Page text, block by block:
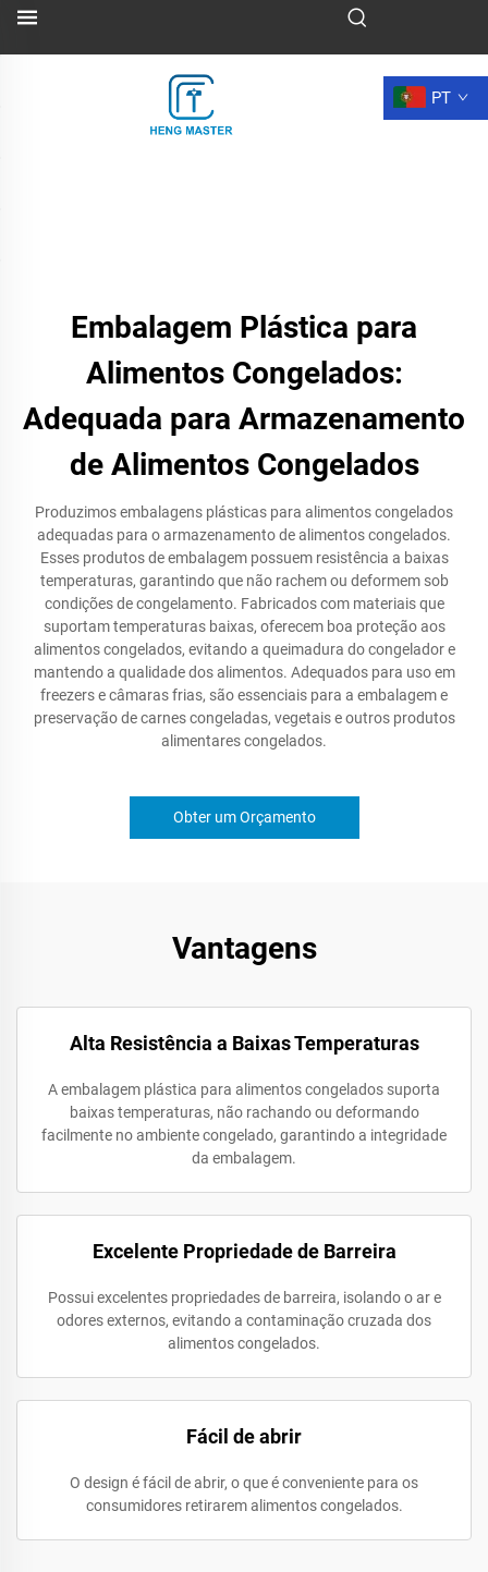
PT
Embalagem Plástica para
Alimentos Congelados:
Adequada para Armazenamento
de Alimentos Congelados
Produzimos embalagens plásticas para alimentos congelados
adequadas para o armazenamento de alimentos congelados.
Esses produtos de embalagem possuem resistência a baixas
temperaturas, garantindo que não rachem ou deformem sob
condições de congelamento. Fabricados com materiais que
suportam temperaturas baixas, oferecem boa proteção aos
alimentos congelados, evitando a queimadura do congelador e
mantendo a qualidade dos alimentos. Adequados para uso em
freezers e câmaras frias, são essenciais para a embalagem e
preservação de carnes congeladas, vegetais e outros produtos
alimentares congelados.
Obter um Orçamento
Vantagens
Alta Resistência a Baixas Temperaturas
A embalagem plástica para alimentos congelados suporta
baixas temperaturas, não rachando ou deformando
facilmente no ambiente congelado, garantindo a integridade
da embalagem.
Excelente Propriedade de Barreira
Possui excelentes propriedades de barreira, isolando o ar e
odores externos, evitando a contaminação cruzada dos
alimentos congelados.
Fácil de abrir
O design é fácil de abrir, o que é conveniente para os
consumidores retirarem alimentos congelados.